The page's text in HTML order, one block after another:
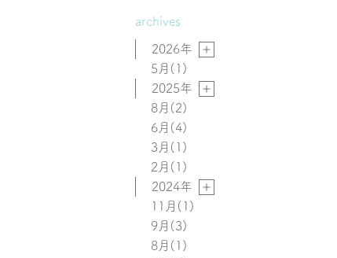
archives
2026年
5月 (1)
2025年
8月 (2)
6月 (4)
3月 (1)
2月 (1)
2024年
11月 (1)
9月 (3)
8月 (1)